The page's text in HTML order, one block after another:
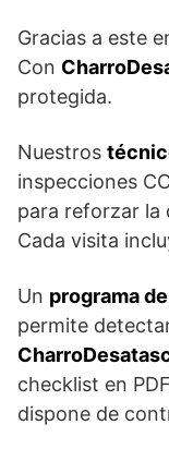
Gracias a este
Con
protegida.
Nuestros
inspecciones
para reforzar la
Cada visita
Un programa
permite
checklist en
dispone de